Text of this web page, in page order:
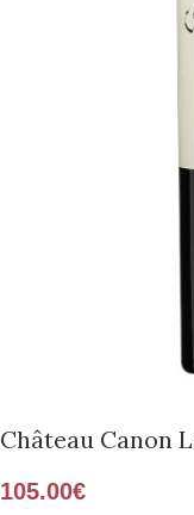
Château Canon
105.00€